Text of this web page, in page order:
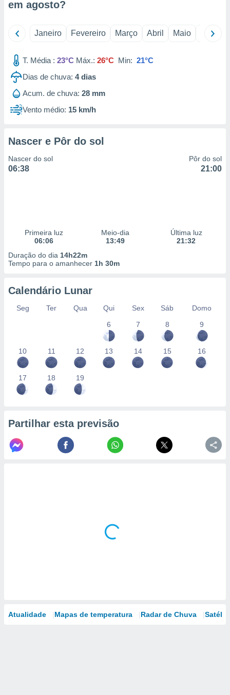
criar
medir
da
de
ou
de
1199
em agosto?
Janeiro Fevereiro Março Abril Maio Junho
T. Média : 23°C Máx.: 26°C Min: 21°C
Dias de chuva: 4dias
Acum. de chuva: 28 mm
Vento médio: 15 km/h
Nascer e Pôr do sol
Nascer do sol
06:38
Pôr do sol
21:00
Primeira luz
06:06
Meio-dia
13:49
Última luz
21:32
Duração do dia 14h22m
Tempo para o amanhecer 1h 30m
Calendário Lunar
Seg Ter Qua Qui Sex Sáb
Domo
6
7 8 9
10 11 12 13 14 15 16
17 18 19
Partilhar esta previsão
Atualidade Mapas de temperatura Radar de Chuva